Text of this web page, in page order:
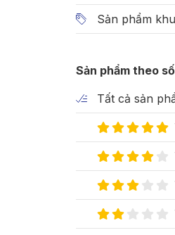
Sản phẩm
Sản phẩm theo
Tất cả sản